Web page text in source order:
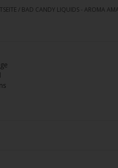
/ BAD CANDY LIQUIDS - AROMA